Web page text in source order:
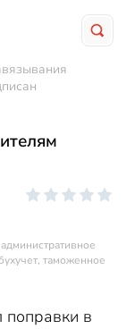
таможенное
в